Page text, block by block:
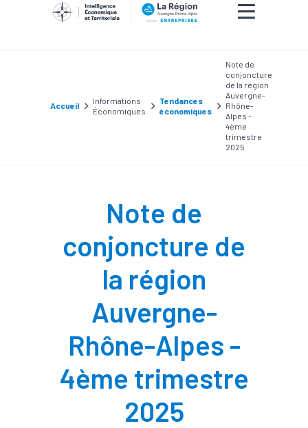
Accueil
Informations
Économiques
Tendances
économiques
Note de
conjoncture
de la région
Auvergne-
Rhône-
Alpes -
4ème
trimestre
2025
Note de
conjoncture de
la région
Auvergne-
Rhône-Alpes -
4ème trimestre
2025